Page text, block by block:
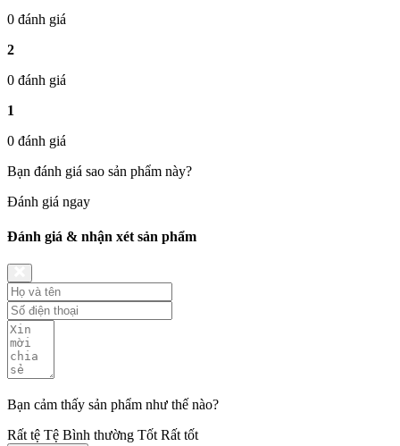
0 đánh giá
2
0 đánh giá
1
0 đánh giá
Bạn đánh giá sao sản phẩm này?
Đánh giá ngay
Đánh giá & nhận xét sản phẩm
Bạn cảm thấy sản phẩm như thế nào?
Rất tệ Tệ Bình thường Tốt Rất tốt